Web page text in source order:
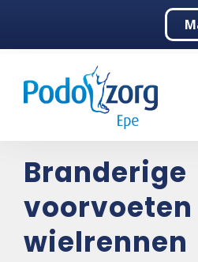
Podologie
Behandelingen
Over ons
Contact
Branderige
wielrennen